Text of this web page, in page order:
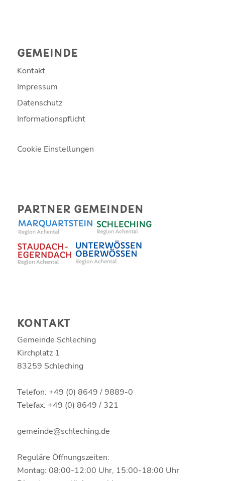
GEMEINDE
Kontakt
Impressum
Datenschutz
Informationspflicht
Cookie Einstellungen
PARTNER GEMEINDEN
KONTAKT
Gemeinde Schleching
Kirchplatz 1
83259 Schleching
Telefon: +49 (0) 8649 / 9889-0
Telefax: +49 (0) 8649 / 321
gemeinde@schleching.de
Reguläre Öffnungszeiten:
Montag: 08:00-12:00 Uhr, 15:00-18:00 Uhr